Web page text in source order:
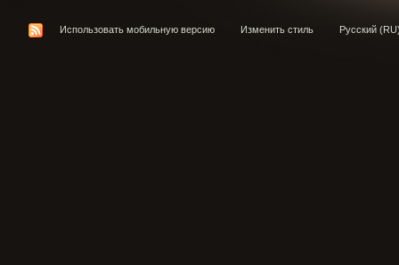
Использовать мобильную версию Изменить стиль Русский